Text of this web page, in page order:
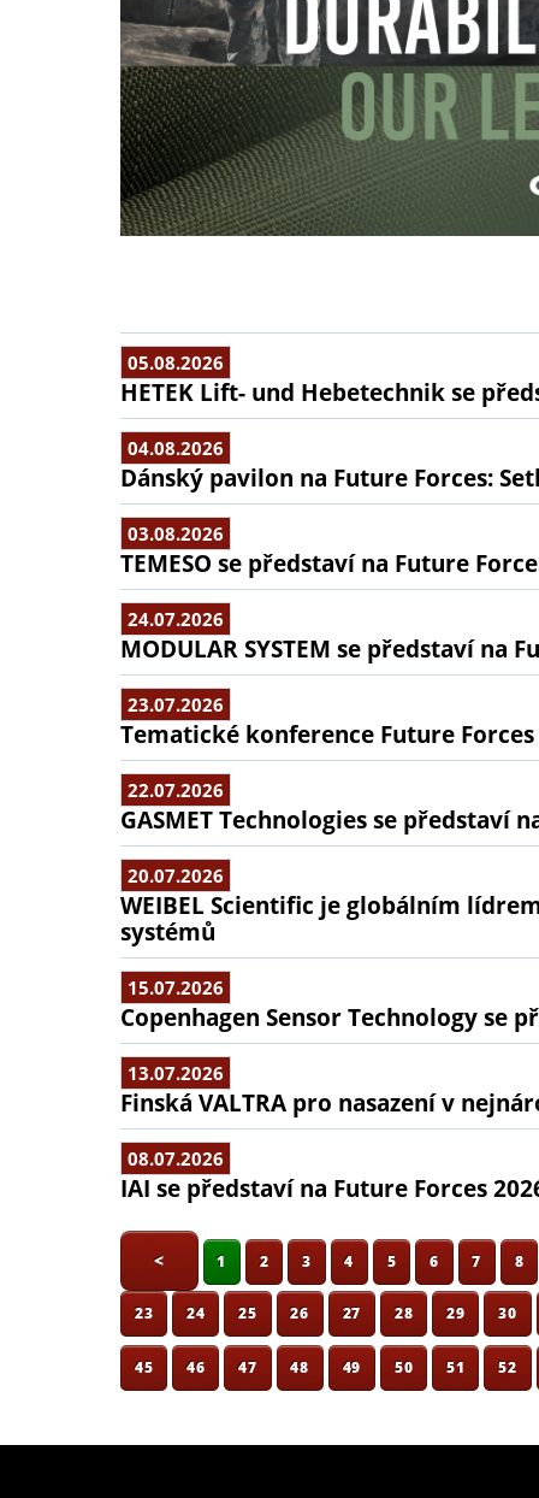
05.08.2026
HETEK Lift- und Hebetechnik se
04.08.2026
Dánský pavilon na Future Forces:
03.08.2026
TEMESO se představí na Future
24.07.2026
MODULAR SYSTEM se představí na
23.07.2026
Tematické konference Future
22.07.2026
GASMET Technologies se představí
20.07.2026
WEIBEL Scientific je globálním
systémů
15.07.2026
Copenhagen Sensor Technology se
13.07.2026
Finská VALTRA pro nasazení v
08.07.2026
IAI se představí na Future Forces
< 1 2 3 4 5 6 7 8
23 24 25 26 27 28 29 30
45 46 47 48 49 50 51 52